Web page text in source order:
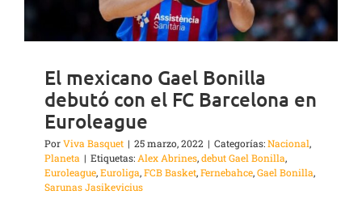
El mexicano Gael Bonilla
debutó con el FC Barcelona en
Euroleague
PorViva Basquet | 25 marzo, 2022 | Categorías:Nacional,
Planeta | Etiquetas: Alex Abrines,debut Gael Bonilla,
Euroleague,Euroliga,FCB Basket,Fernebahce,Gael Bonilla,
Sarunas Jasikevicius